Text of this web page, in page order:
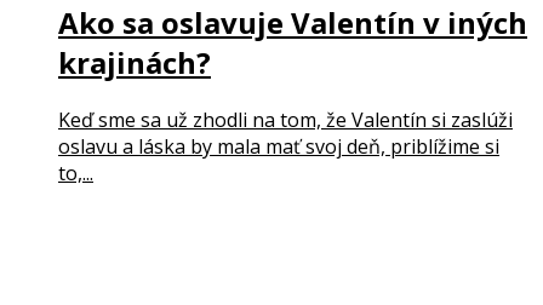
Ako sa oslavuje Valentín v iných
krajinách?
Keď sme sa už zhodli na tom, že Valentín si zaslúži
oslavu a láska by mala mať svoj deň, priblížime si
to,...